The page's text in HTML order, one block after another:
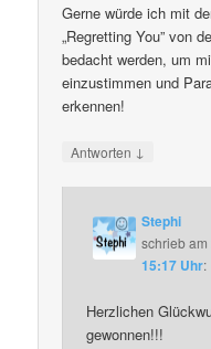
Gerne würde ich mit
„Regretting You” von
bedacht werden, um
einzustimmen und
erkennen!
Antworten ↓
Stephi
schriebam
15:17 Uhr:
Herzlichen
gewonnen!!!